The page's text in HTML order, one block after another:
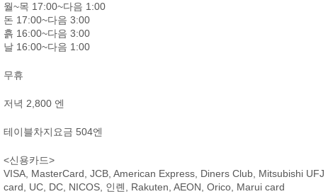
월~목 17:00~다음 1:00
돈 17:00~다음 3:00
흙 16:00~다음 3:00
날 16:00~다음 1:00
무휴
저녁 2,800 엔
테이블차지요금 504엔
<신용카드>
VISA, MasterCard, JCB, American Express, Diners Club, Mitsubishi UFJ
card, UC, DC, NICOS, 인롄, Rakuten, AEON, Orico, Marui card